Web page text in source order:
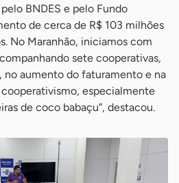
BNDES e pelo Fundo
de cerca de R$ 103 milhões
No Maranhão, iniciamos com
sete cooperativas,
aumento do faturamento e na
especialmente
de coco babaçu”, destacou.